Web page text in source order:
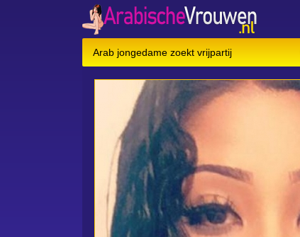
Arab jongedame zoekt vrijpartij